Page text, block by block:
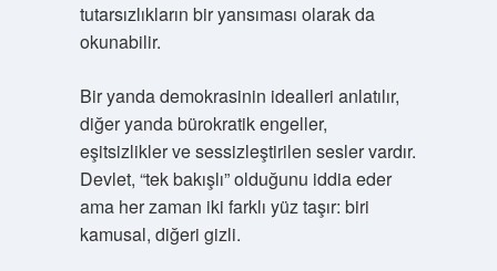
tutarsızlıkların bir yansıması olarak da
okunabilir.
Bir yanda demokrasinin idealleri anlatılır,
diğer yanda bürokratik engeller,
eşitsizlikler ve sessizleştirilen sesler vardır.
Devlet, “tek bakışlı” olduğunu iddia eder
ama her zaman iki farklı yüz taşır: biri
kamusal, diğeri gizli.